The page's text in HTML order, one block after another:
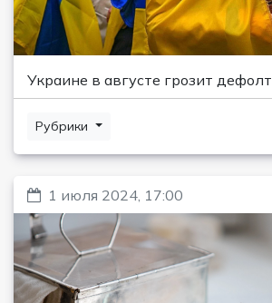
Украине в августе грозит дефолт
Рубрики
1 июля 2024, 17:00